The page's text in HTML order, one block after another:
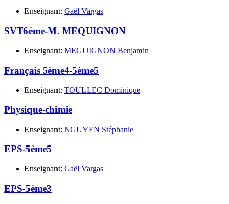
Enseignant: Gaël Vargas
SVT6ème-M. MEQUIGNON
Enseignant: MEGUIGNON Benjamin
Français 5ème4-5ème5
Enseignant: TOULLEC Dominique
Physique-chimie
Enseignant: NGUYEN Stéphanie
EPS-5ème5
Enseignant: Gaël Vargas
EPS-5ème3